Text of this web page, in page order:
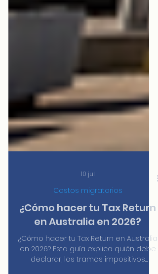
10 jul
Costos migratorios
¿Cómo hacer tu Tax Return
en Australia en 2026?